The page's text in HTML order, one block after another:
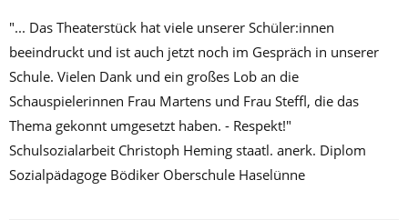
"... Das Theaterstück hat viele unserer Schüler:innen
beeindruckt und ist auch jetzt noch im Gespräch in unserer
Schule. Vielen Dank und ein großes Lob an die
Schauspielerinnen Frau Martens und Frau Steffl, die das
Thema gekonnt umgesetzt haben. - Respekt!"
Schulsozialarbeit Christoph Heming staatl. anerk. Diplom
Sozialpädagoge Bödiker Oberschule Haselünne